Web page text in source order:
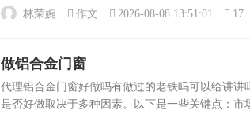
d... 林荣婉 作文 2026-08-08 13:51:01 17
做铝合金门窗
代理铝合金门窗好做吗有做过的老铁吗可以给讲
是否好做取决于多种因素。以下是一些关键点：市